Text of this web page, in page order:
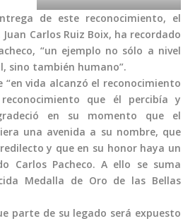
de este reconocimiento, el
Juan Carlos Ruiz Boix, ha recordado
“un ejemplo no sólo a nivel
sino también humano”.
“en vida alcanzó el reconocimiento
que él percibía y
en su momento que el
una avenida a su nombre, que
y que en su honor haya un
Carlos Pacheco. A ello se suma
Medalla de Oro de las Bellas
parte de su legado será expuesto